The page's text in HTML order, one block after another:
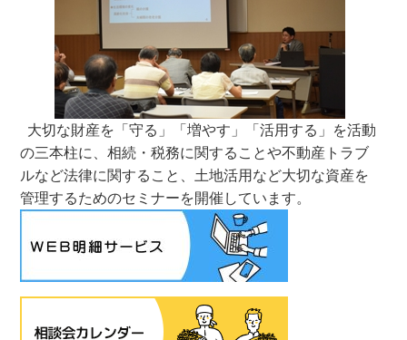
大切な財産を「守る」「増やす」「活用する」を活動
の三本柱に、相続・税務に関することや不動産トラブ
ルなど法律に関すること、土地活用など大切な資産を
管理するためのセミナーを開催しています。